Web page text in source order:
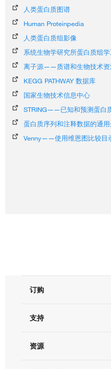
人类蛋白质图谱
Human Proteinpedia
人类蛋白质组影像
系统生物学研究所蛋白质组
离子源——质谱和生物技术资
KEGG PATHWAY 数据库
国家生物技术信息中心
STRING——已知和预测蛋白
蛋白质序列和注释数据的通
Venny——使用维恩图比较目
订购
订单支持
现货供应中心
支持
联系我们 - 400 820 8982
资源